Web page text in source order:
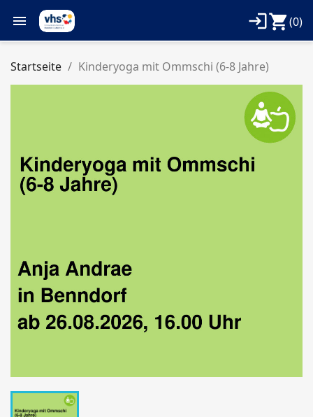
 shopping_cart(0)
login
Startseite Kinderyoga mit Ommschi (6-8 Jahre)